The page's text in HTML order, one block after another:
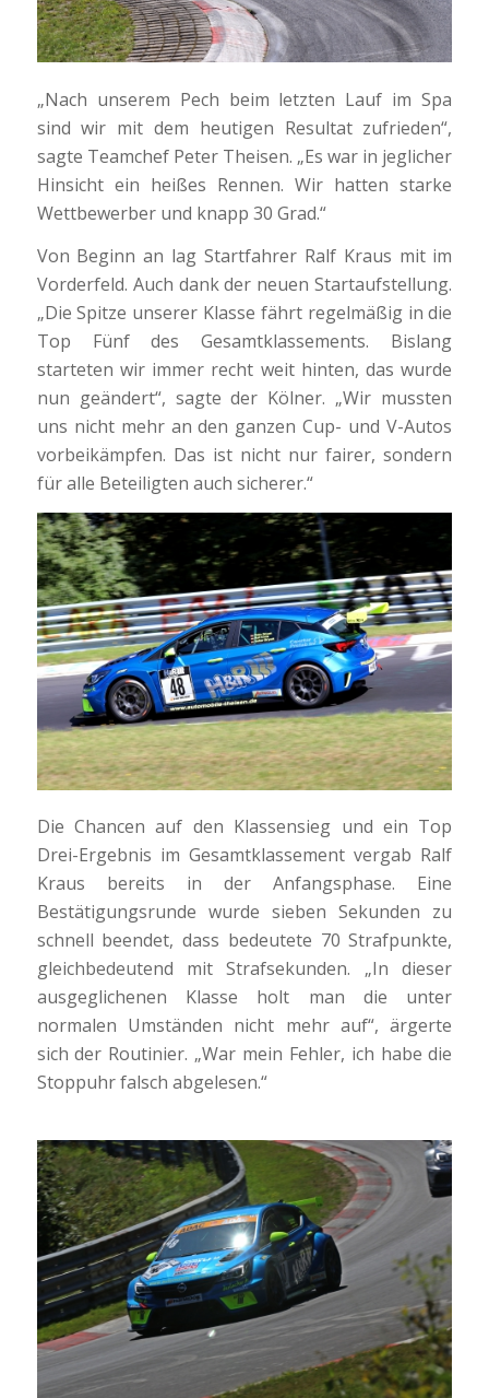
„Nach unserem Pech beim letzten Lauf im Spa
sind wir mit dem heutigen Resultat zufrieden“,
sagte Teamchef Peter Theisen. „Es war in jeglicher
Hinsicht ein heißes Rennen. Wir hatten starke
Wettbewerber und knapp 30 Grad.“
Von Beginn an lag Startfahrer Ralf Kraus mit im
Vorderfeld. Auch dank der neuen Startaufstellung.
„Die Spitze unserer Klasse fährt regelmäßig in die
Top Fünf des Gesamtklassements. Bislang
starteten wir immer recht weit hinten, das wurde
nun geändert“, sagte der Kölner. „Wir mussten
uns nicht mehr an den ganzen Cup- und V-Autos
vorbeikämpfen. Das ist nicht nur fairer, sondern
für alle Beteiligten auch sicherer.“
Die Chancen auf den Klassensieg und ein Top
Drei-Ergebnis im Gesamtklassement vergab Ralf
Kraus bereits in der Anfangsphase. Eine
Bestätigungsrunde wurde sieben Sekunden zu
schnell beendet, dass bedeutete 70 Strafpunkte,
gleichbedeutend mit Strafsekunden. „In dieser
ausgeglichenen Klasse holt man die unter
normalen Umständen nicht mehr auf“, ärgerte
sich der Routinier. „War mein Fehler, ich habe die
Stoppuhr falsch abgelesen.“